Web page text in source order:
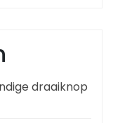
draaiknop